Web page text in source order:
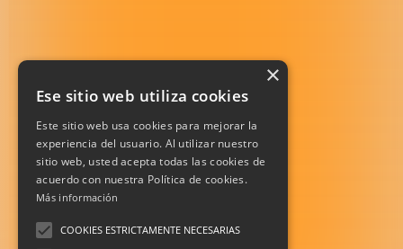
×
Ese sitio web utiliza cookies
Este sitio web usa cookies para mejorar la
experiencia del usuario. Al utilizar nuestro
sitio web, usted acepta todas las cookies de
acuerdo con nuestra Política de cookies.
Más información
COOKIES ESTRICTAMENTE NECESARIAS